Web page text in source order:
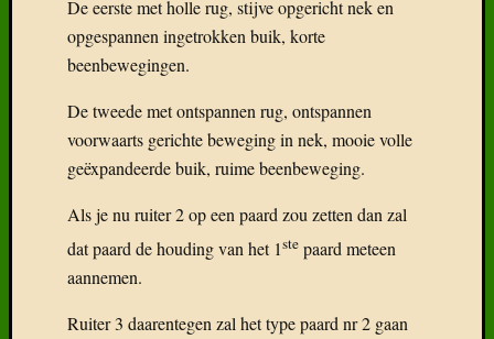
De eerste met holle rug, stijve opgericht nek en
opgespannen ingetrokken buik, korte
beenbewegingen.
De tweede met ontspannen rug, ontspannen
voorwaarts gerichte beweging in nek, mooie volle
geëxpandeerde buik, ruime beenbeweging.
Als je nu ruiter 2 op een paard zou zetten dan zal
dat paard de houding van het 1ste paard meteen
aannemen.
Ruiter 3 daarentegen zal het type paard nr 2 gaan